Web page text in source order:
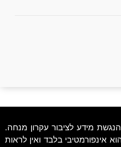
מידע לציבור עקרון מנחה.
אינפורמטיבי בלבד ואין לראות